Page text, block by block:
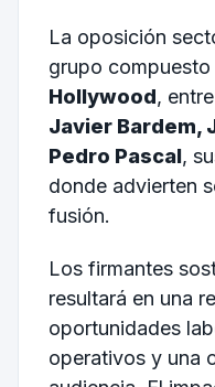
La oposición
grupo
Hollywood,
Javier Bardem,
Pedro Pascal,
donde advierten
fusión.
Los firmantes
resultará en una
oportunidades
operativos y una